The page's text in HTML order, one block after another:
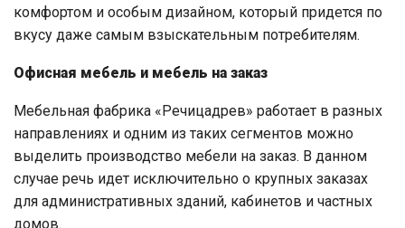
комфортом и особым дизайном, который придется по
вкусу даже самым взыскательным потребителям.
Офисная мебель и мебель на заказ
Мебельная фабрика «Речицадрев» работает в разных
направлениях и одним из таких сегментов можно
выделить производство мебели на заказ. В данном
случае речь идет исключительно о крупных заказах
для административных зданий, кабинетов и частных
домов.